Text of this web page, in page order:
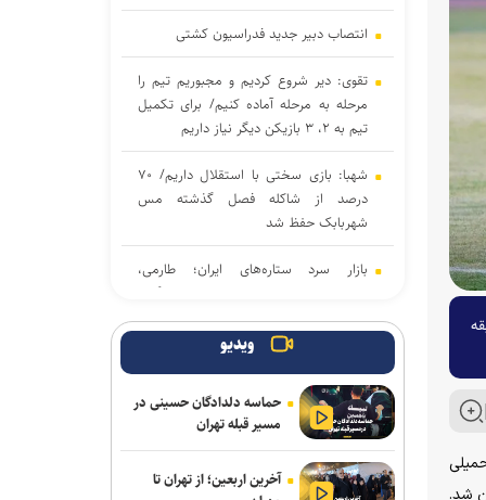
انتصاب دبیر جدید فدراسیون کشتی
تقوی: دیر شروع کردیم و مجبوریم تیم را
مرحله به مرحله آماده کنیم/ برای تکمیل
تیم به ۲، ۳ بازیکن دیگر نیاز داریم
شهبا: بازی سختی با استقلال داریم/ ۷۰
درصد از شاکله فصل گذشته مس
شهربابک حفظ شد
بازار سرد ستاره‌های ایران؛ طارمی،
جهانبخش و رضاییان بدون پیشنهاد بزرگ
دنیامالی به دعوت رسمی وزیر ورزش
جدایی قطعی رضاییان از استقلال + عکس
آراسته و کومار به نساجی پیوستند
ویدیو
حماسه دلدادگان حسینی در
مسیر قبله تهران
آخرین اربعین؛ از تهران تا